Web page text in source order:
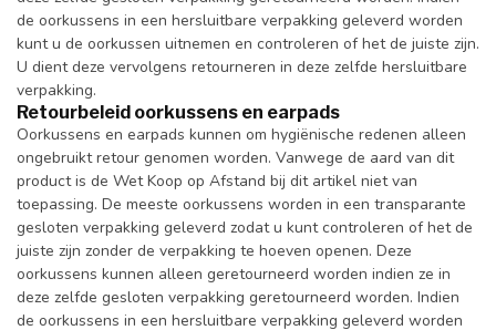
de oorkussens in een hersluitbare verpakking geleverd worden
kunt u de oorkussen uitnemen en controleren of het de juiste zijn.
U dient deze vervolgens retourneren in deze zelfde hersluitbare
verpakking.
Retourbeleid oorkussens en earpads
Oorkussens en earpads kunnen om hygiënische redenen alleen
ongebruikt retour genomen worden. Vanwege de aard van dit
product is de Wet Koop op Afstand bij dit artikel niet van
toepassing. De meeste oorkussens worden in een transparante
gesloten verpakking geleverd zodat u kunt controleren of het de
juiste zijn zonder de verpakking te hoeven openen. Deze
oorkussens kunnen alleen geretourneerd worden indien ze in
deze zelfde gesloten verpakking geretourneerd worden. Indien
de oorkussens in een hersluitbare verpakking geleverd worden